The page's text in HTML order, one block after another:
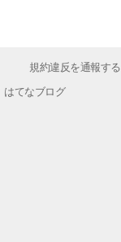
規約違反を通報する
はてなブログ